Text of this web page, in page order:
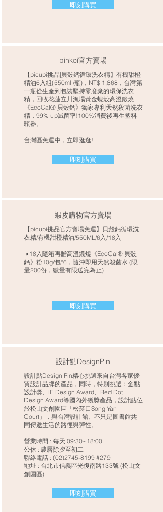
即刻購買
pinkoi官方賣場
【picupi挑品|貝殼鈣循環洗衣精】有機甜橙
精油6入組(550ml /瓶)，NT$ 1,868，台灣第
一瓶從生產到包裝堅持零廢棄的環保洗衣
精，回收花蓮立川漁場黃金蜆殼高溫鍛燒
《EcoCal® 貝殼鈣》獨家專利天然殺菌洗衣
精，99% up滅菌率!100%消費後再生塑料
瓶器。
台灣區免運中，立即逛逛!
即刻購買
蝦皮購物官方賣場
【picupi挑品官方賣場免運】貝殼鈣循環洗
衣精/有機甜橙精油/550ML/6入/18入
◗18入隨箱再贈高溫鍛燒《EcoCal® 貝殼
鈣》粉10g/包*6，隨沖即用天然殺菌水 (限
量200份，數量有限送完為止)
即刻購買
設計點DesignPin
設計點Design Pin精心挑選來自台灣各家優
質設計品牌的產品，同時，特別挑選：金點
設計獎、iF Design Award、Red Dot
Design Award等國內外獲獎產品，設計點位
於松山文創園區「松菸口Song Yan
Court」，與台灣設計館、不只是圖書館共
同傳遞生活的路徑與彈性。
營業時間 : 每天 09:30~18:00
公休 : 農曆除夕至初二
聯絡電話 : (02)2745-8199 #279
地址 : 台北市信義區光復南路133號 (松山文
創園區)
即刻購買